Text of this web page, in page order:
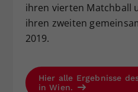
ihren vierten Matchball
ihren zweiten
2019.
Hier alle Ergebnisse
in Wien.